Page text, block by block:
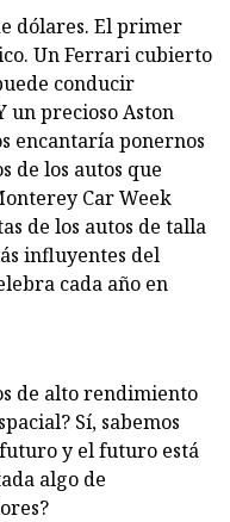
dólares. El primer
Un Ferrari cubierto
conducir
un precioso Aston
encantaría ponernos
de los autos que
Car Week
de los autos de talla
influyentes del
cada año en
de alto rendimiento
Sí, sabemos
y el futuro está
algo de